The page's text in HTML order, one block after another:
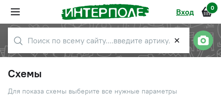
Вход 0
✕
Схемы
Для показа схемы выберите все нужные параметры